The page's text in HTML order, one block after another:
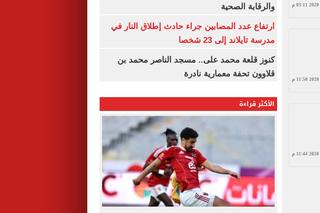
والرقابة الصحية
ارتفاع عدد المصابين جراء حادث إطلاق النار في
مدرسة تايلاند إلى 23 شخصا
كنوز قلعة محمد على.. مسجد الناصر محمد بن
قلاوون تحفة معمارية نادرة
الأكثر قراءة